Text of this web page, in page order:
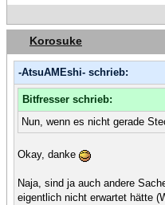
Korosuke
-AtsuAMEshi- schrieb:
Bitfresser schrieb:
Nun, wenn es nicht gerade
Okay, danke
Naja, sind ja auch andere
eigentlich nicht erwartet hätte